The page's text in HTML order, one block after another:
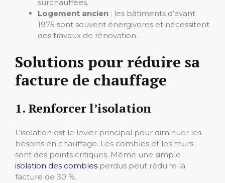
surchauffées.
Logement ancien : les bâtiments d’avant
1975 sont souvent énergivores et nécessitent
des travaux de rénovation.
Solutions pour réduire sa
facture de chauffage
1. Renforcer l’isolation
L’isolation est le levier principal pour diminuer les
besoins en chauffage. Les combles et les murs
sont des points critiques. Même une simple
isolation des combles perdus peut réduire la
facture de 30 %.